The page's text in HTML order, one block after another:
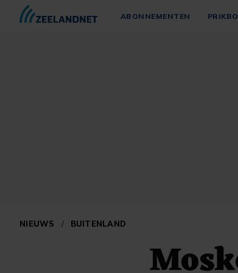
ABONNEMENTEN
NIEUWS / BUITENLAND